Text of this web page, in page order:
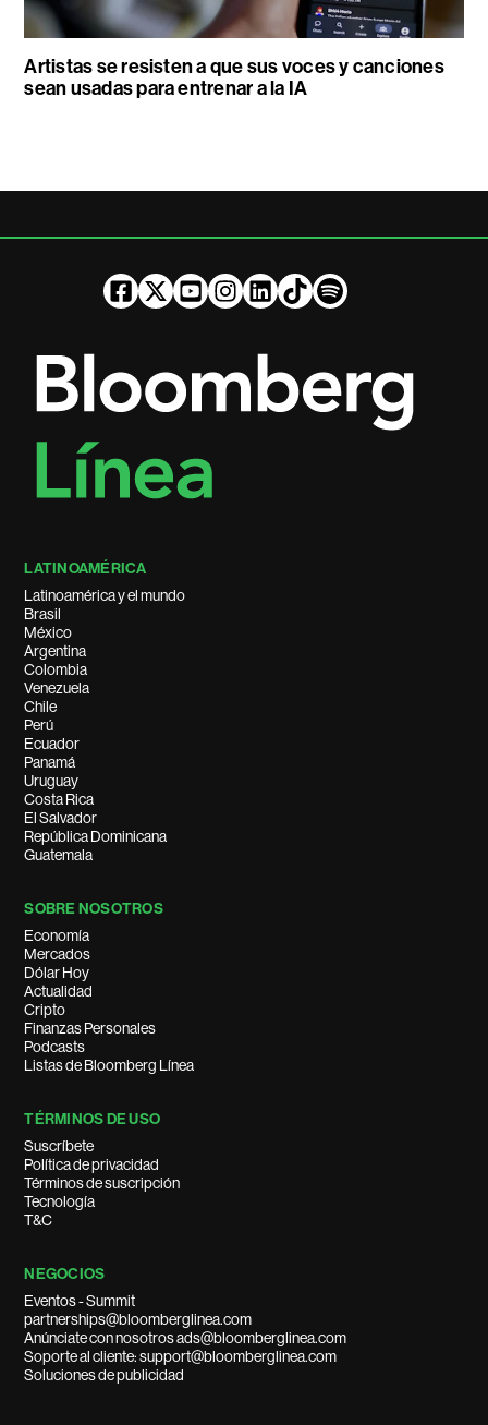
Artistas se resisten a que sus voces y canciones
sean usadas para entrenar a la IA
LATINOAMÉRICA
Latinoamérica y el mundo
Brasil
México
Argentina
Colombia
Venezuela
Chile
Perú
Ecuador
Panamá
Uruguay
Costa Rica
El Salvador
República Dominicana
Guatemala
SOBRE NOSOTROS
Economía
Mercados
Dólar Hoy
Actualidad
Cripto
Finanzas Personales
Podcasts
Listas de Bloomberg Línea
TÉRMINOS DE USO
Suscríbete
Política de privacidad
Términos de suscripción
Tecnología
T&C
NEGOCIOS
Eventos - Summit
partnerships@bloomberglinea.com
Anúnciate con nosotros ads@bloomberglinea.com
Soporte al cliente: support@bloomberglinea.com
Soluciones de publicidad